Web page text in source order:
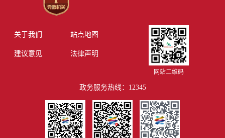
关于我们 站点地图
建议意见 法律声明
网站二维码
政务服务热线：12345